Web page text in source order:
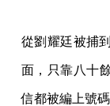
從劉耀廷被捕
面，只靠八十
信都被編上號碼